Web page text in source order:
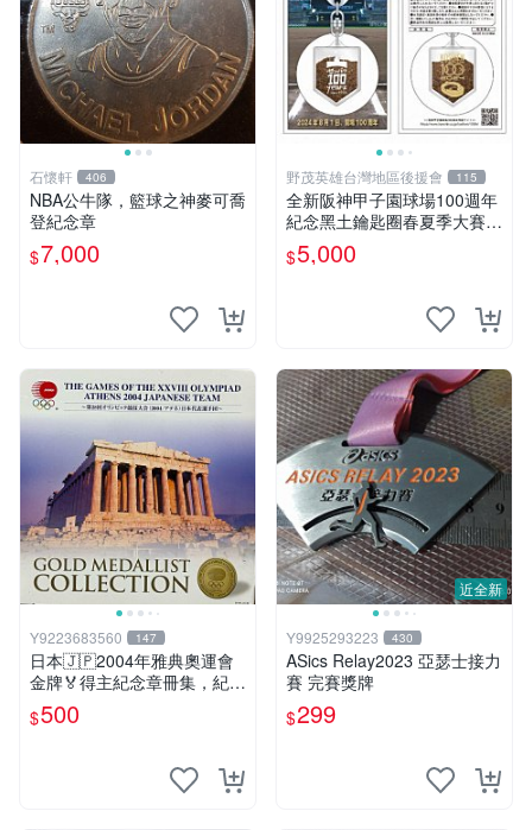
石懷軒 406
NBA公牛隊，籃球之神麥可喬
登紀念章
$7,000
野茂英雄台灣地區後援會 115
全新阪神甲子園球場100週年
紀念黑土鑰匙圈春夏季大賽兩
款合拍，非賣品
$5,000
Y9223683560 147
日本🇯🇵2004年雅典奧運會
金牌🏅得主紀念章冊集，紀念
章共15枚
$500
近全新
Y9925293223 430
ASics Relay2023 亞瑟士接力
賽 完賽獎牌
$299